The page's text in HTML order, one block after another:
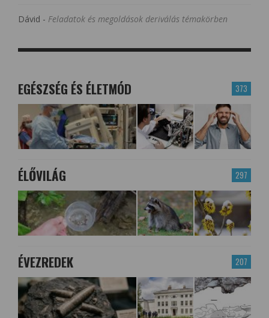
Dávid - Feladatok és megoldások deriválás témakörben
373
EGÉSZSÉG ÉS ÉLETMÓD
297
ÉLŐVILÁG
207
ÉVEZREDEK